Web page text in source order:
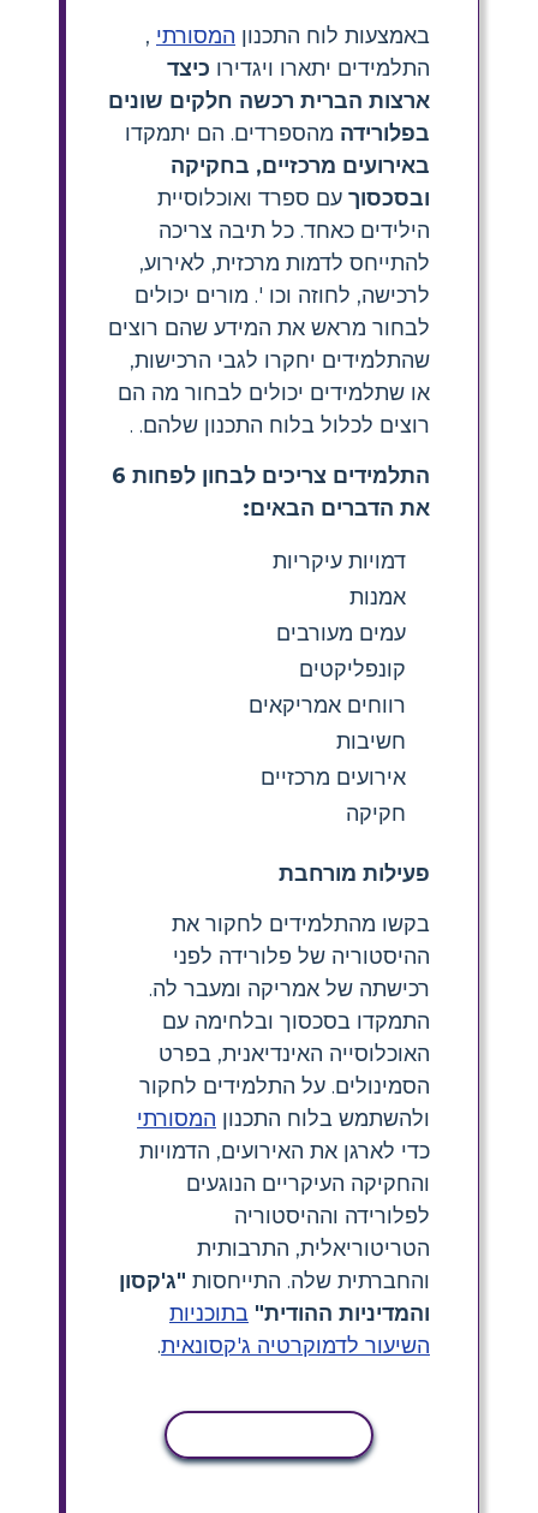
באמצעות לוח התכנון המסורתי ,
התלמידים יתארו ויגדירו כיצד
ארצות הברית רכשה חלקים שונים
בפלורידה מהספרדים. הם יתמקדו
באירועים מרכזיים, בחקיקה
ובסכסוך עם ספרד ואוכלוסיית
הילידים כאחד. כל תיבה צריכה
להתייחס לדמות מרכזית, לאירוע,
לרכישה, לחוזה וכו '. מורים יכולים
לבחור מראש את המידע שהם רוצים
שהתלמידים יחקרו לגבי הרכישות,
או שתלמידים יכולים לבחור מה הם
רוצים לכלול בלוח התכנון שלהם. .
התלמידים צריכים לבחון לפחות 6
את הדברים הבאים:
דמויות עיקריות
אמנות
עמים מעורבים
קונפליקטים
רווחים אמריקאים
חשיבות
אירועים מרכזיים
חקיקה
פעילות מורחבת
בקשו מהתלמידים לחקור את
ההיסטוריה של פלורידה לפני
רכישתה של אמריקה ומעבר לה.
התמקדו בסכסוך ובלחימה עם
האוכלוסייה האינדיאנית, בפרט
הסמינולים. על התלמידים לחקור
ולהשתמש בלוח התכנון המסורתי
כדי לארגן את האירועים, הדמויות
והחקיקה העיקריים הנוגעים
לפלורידה וההיסטוריה
הטריטוריאלית, התרבותית
והחברתית שלה. התייחסות "ג'קסון
והמדיניות ההודית" בתוכניות
השיעור לדמוקרטיה ג'קסונאית.